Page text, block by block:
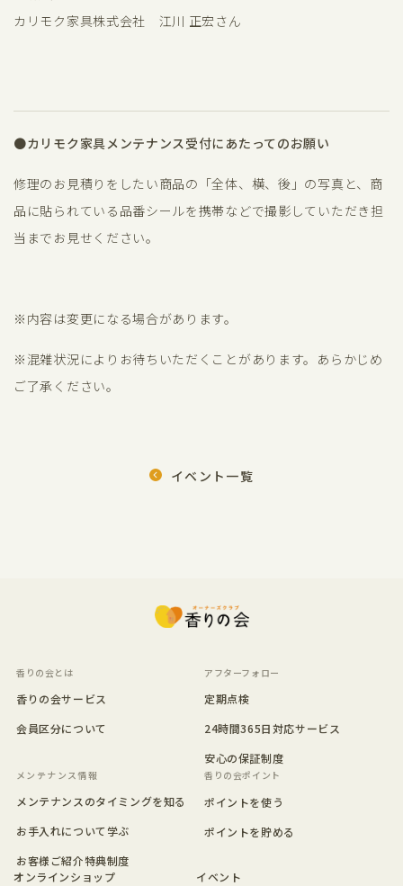
カリモク家具株式会社 江川 正宏さん
●カリモク家具メンテナンス受付にあたってのお願い
修理のお見積りをしたい商品の「全体、横、後」の写真と、商
品に貼られている品番シールを携帯などで撮影していただき担
当までお見せください。
※内容は変更になる場合があります。
※混雑状況によりお待ちいただくことがあります。あらかじめ
ご了承ください。
イベント一覧
香りの会とは
香りの会サービス
会員区分について
アフターフォロー
定期点検
24時間365日対応サービス
安心の保証制度
香りの会ポイント
ポイントを使う
ポイントを貯める
オンラインショップ
イベント
メンテナンスのタイミングを知る
お手入れについて学ぶ
お客様ご紹介特典制度